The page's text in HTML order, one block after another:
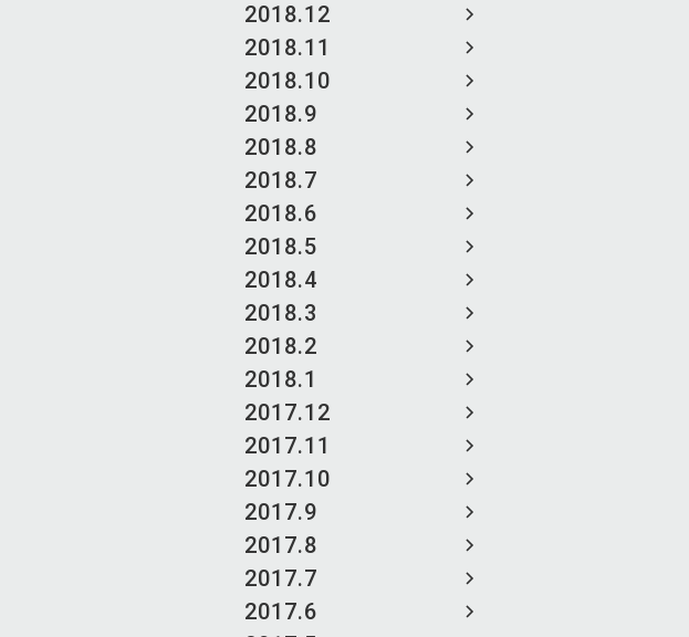
2018.12
2018.11
2018.10
2018.9
2018.8
2018.7
2018.6
2018.5
2018.4
2018.3
2018.2
2018.1
2017.12
2017.11
2017.10
2017.9
2017.8
2017.7
2017.6